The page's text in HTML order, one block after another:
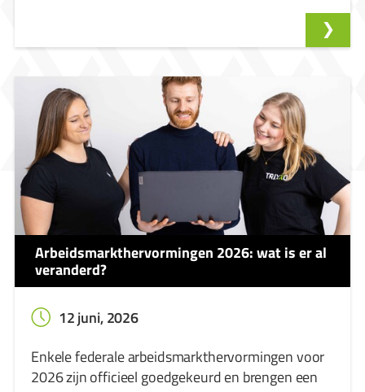
Arbeidsmarkthervormingen 2026: wat is er al
veranderd?
12 juni, 2026
Enkele federale arbeidsmarkthervormingen voor
2026 zijn officieel goedgekeurd en brengen een